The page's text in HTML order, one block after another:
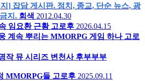
] 잡담 게시판. 정치, 종교, 단순 뉴스, 광
지. 회색 2012.04.30
임요환 근황 고로후 2026.04.15
계속 뿌리는 MMORPG 게임 하나 고로
작 뮤 시리즈 변천사 후부부부
MMORPG들 고로후 2025.09.11